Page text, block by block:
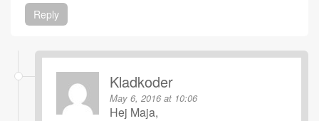
Reply
Kladkoder
May 6, 2016 at 10:06
Hej Maja,